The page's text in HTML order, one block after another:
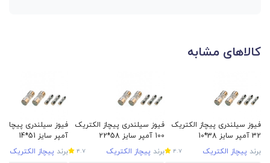
کالاهای مشابه
فیوز سیلندری پیچاز الکتریک
32 آمپر سایز 38*10
برند پیچاز الکتریک 4.7
فیوز سیلندری پیچاز الکتریک
100 آمپر سایز 58*22
برند پیچاز الکتریک 4.7
آمپر سایز 51*14
برند پیچاز الکتریک